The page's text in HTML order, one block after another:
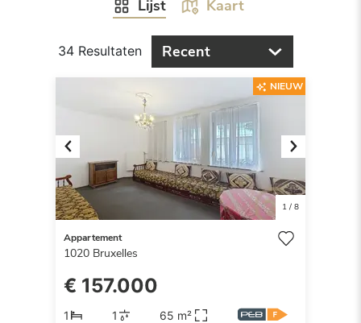
Lijst Kaart
34 Resultaten Recent
Previous Next
1/ 8
NIEUW
Appartement
1020 Bruxelles
€ 157.000
1 1 65 m²